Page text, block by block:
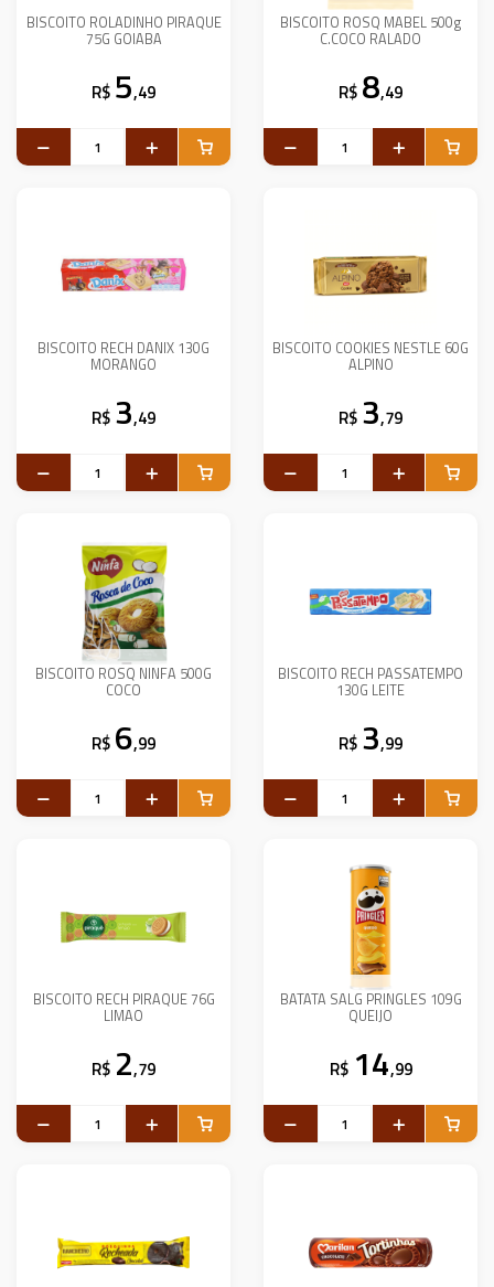
BISCOITO ROLADINHO PIRAQUE
75G GOIABA
R$ 5,49
BISCOITO ROSQ MABEL 500g
C.COCO RALADO
R$ 8,49
BISCOITO RECH DANIX 130G
MORANGO
R$ 3,49
BISCOITO COOKIES NESTLE 60G
ALPINO
R$ 3,79
BISCOITO ROSQ NINFA 500G
COCO
R$ 6,99
BISCOITO RECH PASSATEMPO
130G LEITE
R$ 3,99
BISCOITO RECH PIRAQUE 76G
LIMAO
R$ 2,79
BATATA SALG PRINGLES 109G
QUEIJO
R$ 14,99